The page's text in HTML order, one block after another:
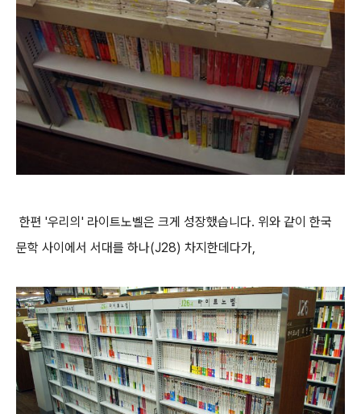
한편 '우리의' 라이트노벨은 크게 성장했습니다. 위와 같이 한국
문학 사이에서 서대를 하나(J28) 차지한데다가,